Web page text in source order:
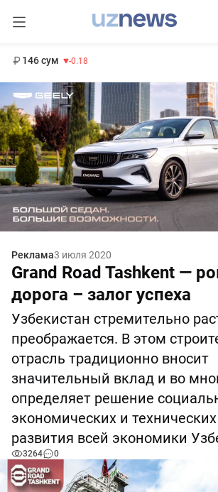
146 сум -0.18
Реклама3 июля 2020
Grand Road Tashkent —
дорога – залог успеха
Узбекистан стремительно
преображается. В этом
отрасль традиционно вносит
значительный вклад и во
определяет решение
экономических и
развития всей экономики
3264 0